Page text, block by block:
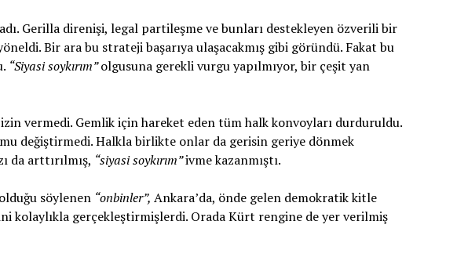
Gerilla direnişi, legal partileşme ve bunları destekleyen özverili bir
Bir ara bu strateji başarıya ulaşacakmış gibi göründü. Fakat bu
“Siyasi soykırım”olgusuna gerekli vurgu yapılmıyor, bir çeşit yan
vermedi. Gemlik için hareket eden tüm halk konvoyları durduruldu.
değiştirmedi. Halkla birlikte onlar da gerisin geriye dönmek
da arttırılmış, “siyasi soykırım”ivme kazanmıştı.
söylenen “onbinler”, Ankara’da, önde gelen demokratik kitle
gerçekleştirmişlerdi. Orada Kürt rengine de yer verilmiş